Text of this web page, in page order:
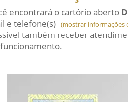
encontrará o cartório aberto
e telefone(s) (mostrar informações
também receber